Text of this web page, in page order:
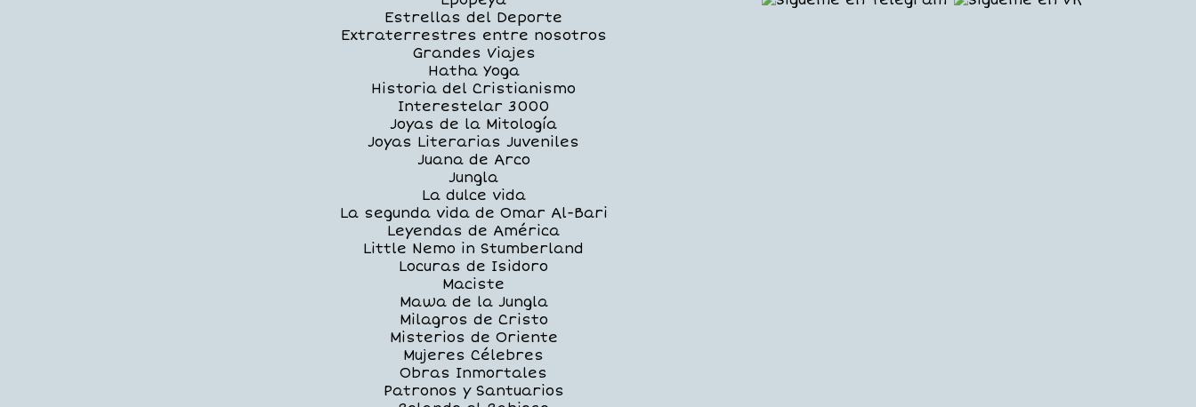
Estrellas del Deporte
Extraterrestres entre nosotros
Grandes Viajes
Hatha Yoga
Historia del Cristianismo
Interestelar 3000
Joyas de la Mitología
Joyas Literarias Juveniles
Juana de Arco
Jungla
La dulce vida
La segunda vida de Omar Al-Bari
Leyendas de América
Little Nemo in Stumberland
Locuras de Isidoro
Maciste
Mawa de la Jungla
Milagros de Cristo
Misterios de Oriente
Mujeres Célebres
Obras Inmortales
Patronos y Santuarios